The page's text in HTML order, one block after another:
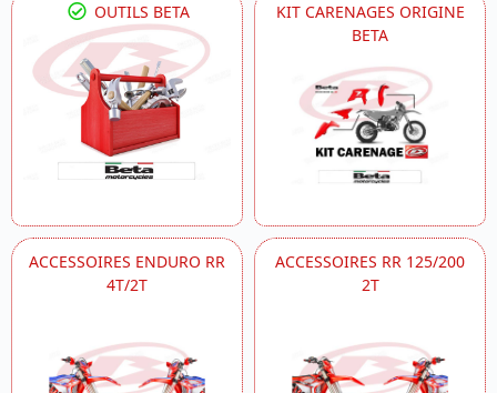
OUTILS BETA
KIT CARENAGES ORIGINE
BETA
ACCESSOIRES ENDURO RR
4T/2T
ACCESSOIRES RR 125/200
2T